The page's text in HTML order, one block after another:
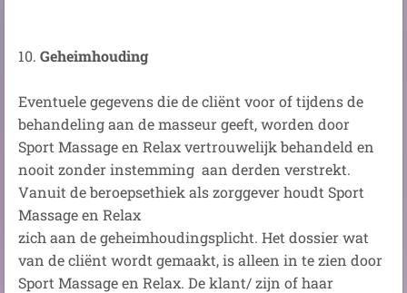
10. Geheimhouding
Eventuele gegevens die de cliënt voor of tijdens de
behandeling aan de masseur geeft, worden door
Sport Massage en Relax vertrouwelijk behandeld en
nooit zonder instemming aan derden verstrekt.
Vanuit de beroepsethiek als zorggever houdt Sport
Massage en Relax
zich aan de geheimhoudingsplicht. Het dossier wat
van de cliënt wordt gemaakt, is alleen in te zien door
Sport Massage en Relax. De klant/ zijn of haar